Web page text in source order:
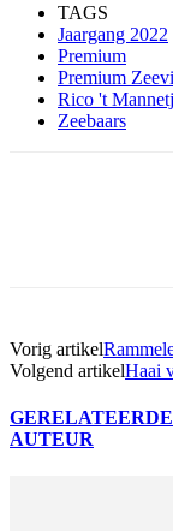
TAGS
Jaargang 2022
Premium
Premium
Rico 't
Zeebaars
Vorig artikel
Volgend artikelHaai
AUTEUR